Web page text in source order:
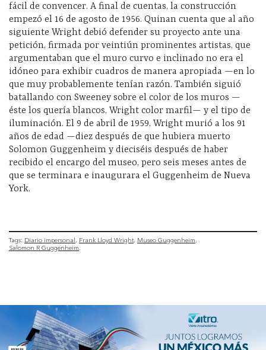
fácil de convencer. A final de cuentas, la construcción
empezó el 16 de agosto de 1956. Quinan cuenta que al año
siguiente Wright debió defender su proyecto ante una
petición, firmada por veintiún prominentes artistas, que
argumentaban que el muro curvo e inclinado no era el
idóneo para exhibir cuadros de manera apropiada —en lo
que muy probablemente tenían razón. También siguió
batallando con Sweeney sobre el color de los muros —
éste los quería blancos, Wright color marfil— y el tipo de
iluminación. El 9 de abril de 1959, Wright murió a los 91
años de edad —diez después de que hubiera muerto
Solomon Guggenheim y dieciséis después de haber
recibido el encargo del museo, pero seis meses antes de
que se terminara e inaugurara el Guggenheim de Nueva
York.
Tags: Diario impersonal Frank Lloyd Wright Museo Guggenheim
Salomon R Guggenheim